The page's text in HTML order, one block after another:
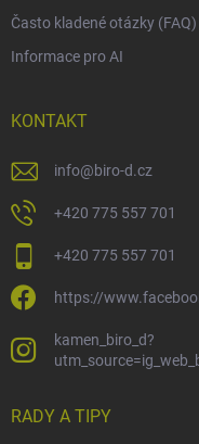
Často kladené otázky (FAQ)
Informace pro AI
KONTAKT
info@biro-d.cz
+420 775 557 701
+420 775 557 701
https://
kamen_biro_d?
RADY A TIPY